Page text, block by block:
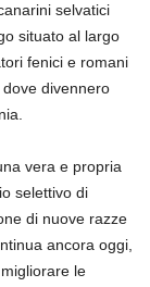
selvatici
situato al largo
fenici e romani
divennero
vera e propria
selettivo di
di nuove razze
ancora oggi,
le